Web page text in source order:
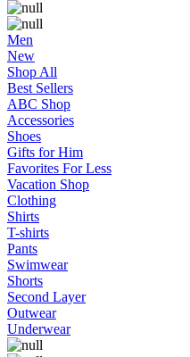
Men
New
Shop All
Best Sellers
ABC Shop
Accessories
Shoes
Gifts for Him
Favorites For Less
Vacation Shop
Clothing
Shirts
T-shirts
Pants
Swimwear
Shorts
Second Layer
Outwear
Underwear